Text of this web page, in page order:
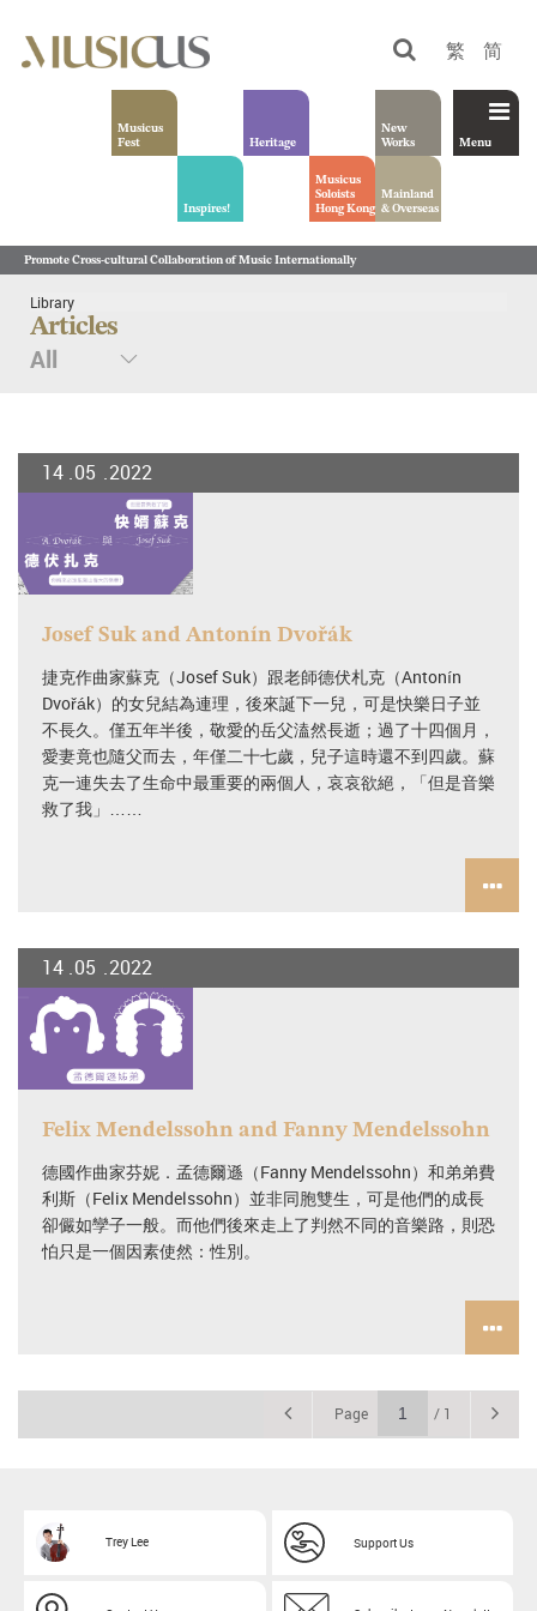
Menu
New
Works
Mainland
& Overseas
Heritage
Musicus
Fest
Inspires!
Musicus
Soloists
Hong Kong
繁 简
Promote Cross-cultural Collaboration of Music Internationally
Library
Articles
14 05 2022
Josef Suk and Antonín Dvořák
捷克作曲家蘇克（Josef Suk）跟老師德伏札克（Antonín
Dvořák）的女兒結為連理，後來誕下一兒，可是快樂日子並
不長久。僅五年半後，敬愛的岳父溘然長逝；過了十四個月，
愛妻竟也隨父而去，年僅二十七歲，兒子這時還不到四歲。蘇
克一連失去了生命中最重要的兩個人，哀哀欲絕，「但是音樂
救了我」……
14 05 2022
Felix Mendelssohn and Fanny Mendelssohn
德國作曲家芬妮．孟德爾遜（Fanny Mendelssohn）和弟弟費
利斯（Felix Mendelssohn）並非同胞雙生，可是他們的成長
卻儼如孿子一般。而他們後來走上了判然不同的音樂路，則恐
怕只是一個因素使然：性別。
Page / 1
Trey Lee Support Us